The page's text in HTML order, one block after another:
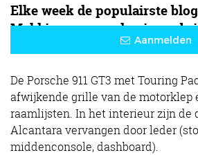
Elke week de populairste
Meld je aan voor de
Aanmelden
De Porsche 911 GT3 met Touring
afwijkende grille van de motorklep
raamlijsten. In het interieur zijn de
Alcantara vervangen door leder
middenconsole, dashboard).